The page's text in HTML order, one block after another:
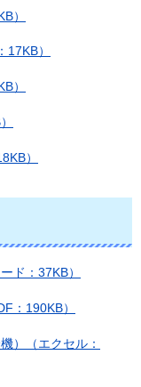
）
）
）
）
ド：37KB）
：190KB）
）（エクセル：